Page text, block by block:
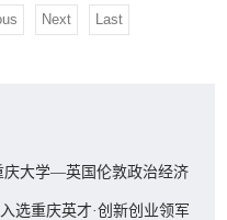
Next Last
庆大学—英国伦敦政治经济
选重庆英才·创新创业领军